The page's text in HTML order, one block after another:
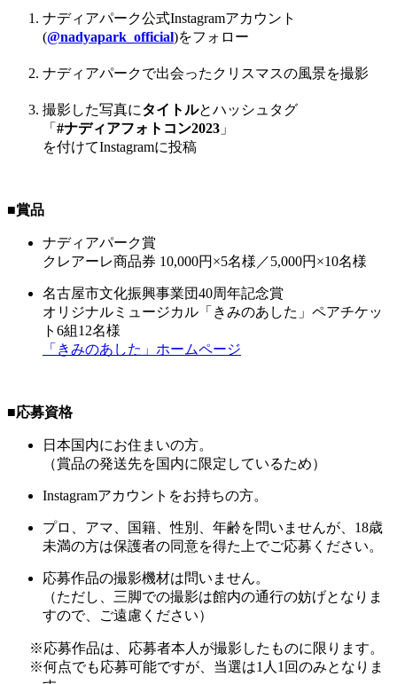
ナディアパーク公式Instagramアカウント
(@nadyapark_official)をフォロー
ナディアパークで出会ったクリスマスの風景を撮影
撮影した写真にタイトルとハッシュタグ
「 #ナディアフォトコン2023 」
を付けてInstagramに投稿
■賞品
ナディアパーク賞
クレアーレ商品券 10,000円×5名様／5,000円×10名様
名古屋市文化振興事業団40周年記念賞
オリジナルミュージカル「きみのあした」ペアチケッ
ト6組12名様
「きみのあした」ホームページ
■応募資格
日本国内にお住まいの方。
（賞品の発送先を国内に限定しているため）
Instagramアカウントをお持ちの方。
プロ、アマ、国籍、性別、年齢を問いませんが、18歳
未満の方は保護者の同意を得た上でご応募ください。
応募作品の撮影機材は問いません。
（ただし、三脚での撮影は館内の通行の妨げとなりま
すので、ご遠慮ください）
※応募作品は、応募者本人が撮影したものに限ります。
※何点でも応募可能ですが、当選は1人1回のみとなりま